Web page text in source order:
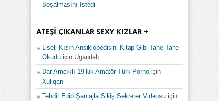
Boşalmasını İstedi
ATEŞI ÇIKANLAR SEXY KIZLAR +
Liseli Kızın Ansiklopedisini Kitap Gibi Tane Tane
Okudu için Ugandalı
Dar Amcıklı 19’luk Amatör Türk Porno için
Xuliqan
Tehdit Edip Şantajla Sikiş Sekreter Videosu için